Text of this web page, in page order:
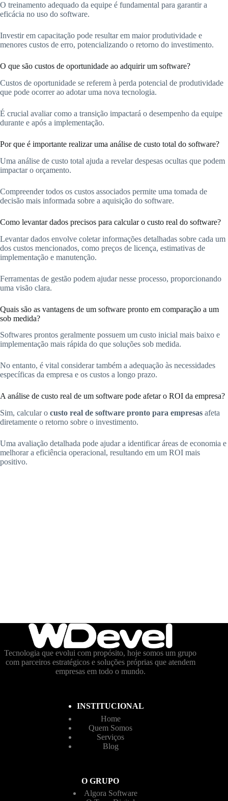
O treinamento adequado da equipe é fundamental para garantir a
eficácia no uso do software.
Investir em capacitação pode resultar em maior produtividade e
menores custos de erro, potencializando o retorno do investimento.
O que são custos de oportunidade ao adquirir um software?
Custos de oportunidade se referem à perda potencial de produtividade
que pode ocorrer ao adotar uma nova tecnologia.
É crucial avaliar como a transição impactará o desempenho da equipe
durante e após a implementação.
Por que é importante realizar uma análise de custo total do software?
Uma análise de custo total ajuda a revelar despesas ocultas que podem
impactar o orçamento.
Compreender todos os custos associados permite uma tomada de
decisão mais informada sobre a aquisição do software.
Como levantar dados precisos para calcular o custo real do software?
Levantar dados envolve coletar informações detalhadas sobre cada um
dos custos mencionados, como preços de licença, estimativas de
implementação e manutenção.
Ferramentas de gestão podem ajudar nesse processo, proporcionando
uma visão clara.
Quais são as vantagens de um software pronto em comparação a um
sob medida?
Softwares prontos geralmente possuem um custo inicial mais baixo e
implementação mais rápida do que soluções sob medida.
No entanto, é vital considerar também a adequação às necessidades
específicas da empresa e os custos a longo prazo.
A análise de custo real de um software pode afetar o ROI da empresa?
Sim, calcular o custo real de software pronto para empresas afeta
diretamente o retorno sobre o investimento.
Uma avaliação detalhada pode ajudar a identificar áreas de economia e
melhorar a eficiência operacional, resultando em um ROI mais
positivo.
Tecnologia que evolui com propósito, hoje somos um grupo
com parceiros estratégicos e soluções próprias que atendem
empresas em todo o mundo.
INSTITUCIONAL
Home
Quem Somos
Serviços
Blog
O GRUPO
Algora Software